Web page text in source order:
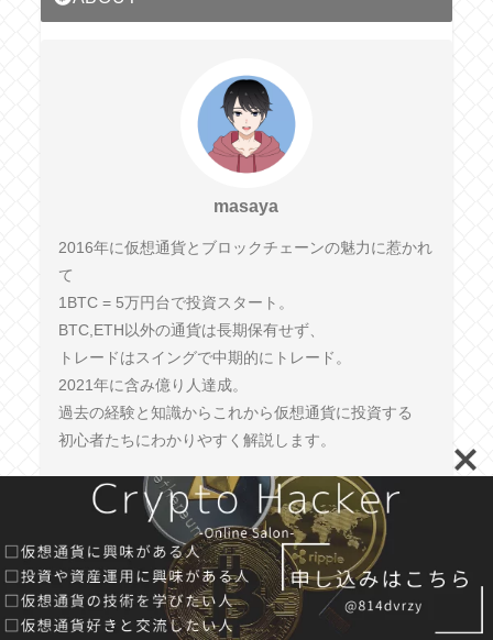
masaya
2016年に仮想通貨とブロックチェーンの魅力に惹かれ
て
1BTC = 5万円台で投資スタート。
BTC,ETH以外の通貨は長期保有せず、
トレードはスイングで中期的にトレード。
2021年に含み億り人達成。
過去の経験と知識からこれから仮想通貨に投資する
初心者たちにわかりやすく解説します。
人気記事